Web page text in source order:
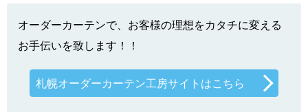
オーダーカーテンで、お客様の理想をカタチに変える
お手伝いを致します！！
札幌オーダーカーテン工房サイトはこちら